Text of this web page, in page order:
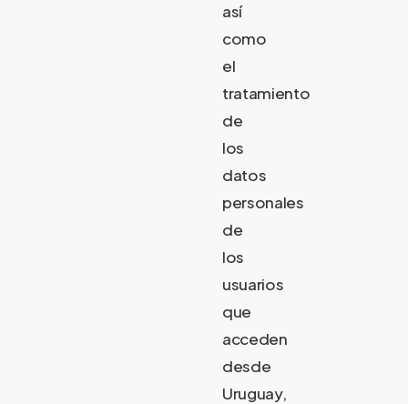
así
como
el
tratamiento
de
los
datos
personales
de
los
usuarios
que
acceden
desde
Uruguay,